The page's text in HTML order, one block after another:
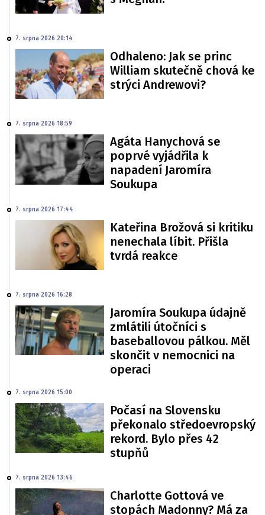
7. srpna 2026 20:14
Odhaleno: Jak se princ
William skutečně chová ke
strýci Andrewovi?
7. srpna 2026 18:59
Agáta Hanychová se
poprvé vyjádřila k
napadení Jaromíra
Soukupa
7. srpna 2026 17:44
Kateřina Brožová si kritiku
nenechala líbit. Přišla
tvrdá reakce
7. srpna 2026 16:28
Jaromíra Soukupa údajně
zmlátili útočníci s
baseballovou pálkou. Měl
skončit v nemocnici na
operaci
7. srpna 2026 15:00
Počasí na Slovensku
překonalo středoevropský
rekord. Bylo přes 42
stupňů
7. srpna 2026 13:46
Charlotte Gottová ve
stopách Madonny? Má za